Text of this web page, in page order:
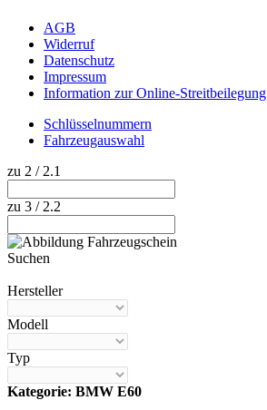
AGB
Widerruf
Datenschutz
Impressum
Information zur Online-Streitbeilegung
Schlüsselnummern
Fahrzeugauswahl
zu 2 / 2.1
zu 3 / 2.2
Suchen
Hersteller
Modell
Typ
Kategorie: BMW E60